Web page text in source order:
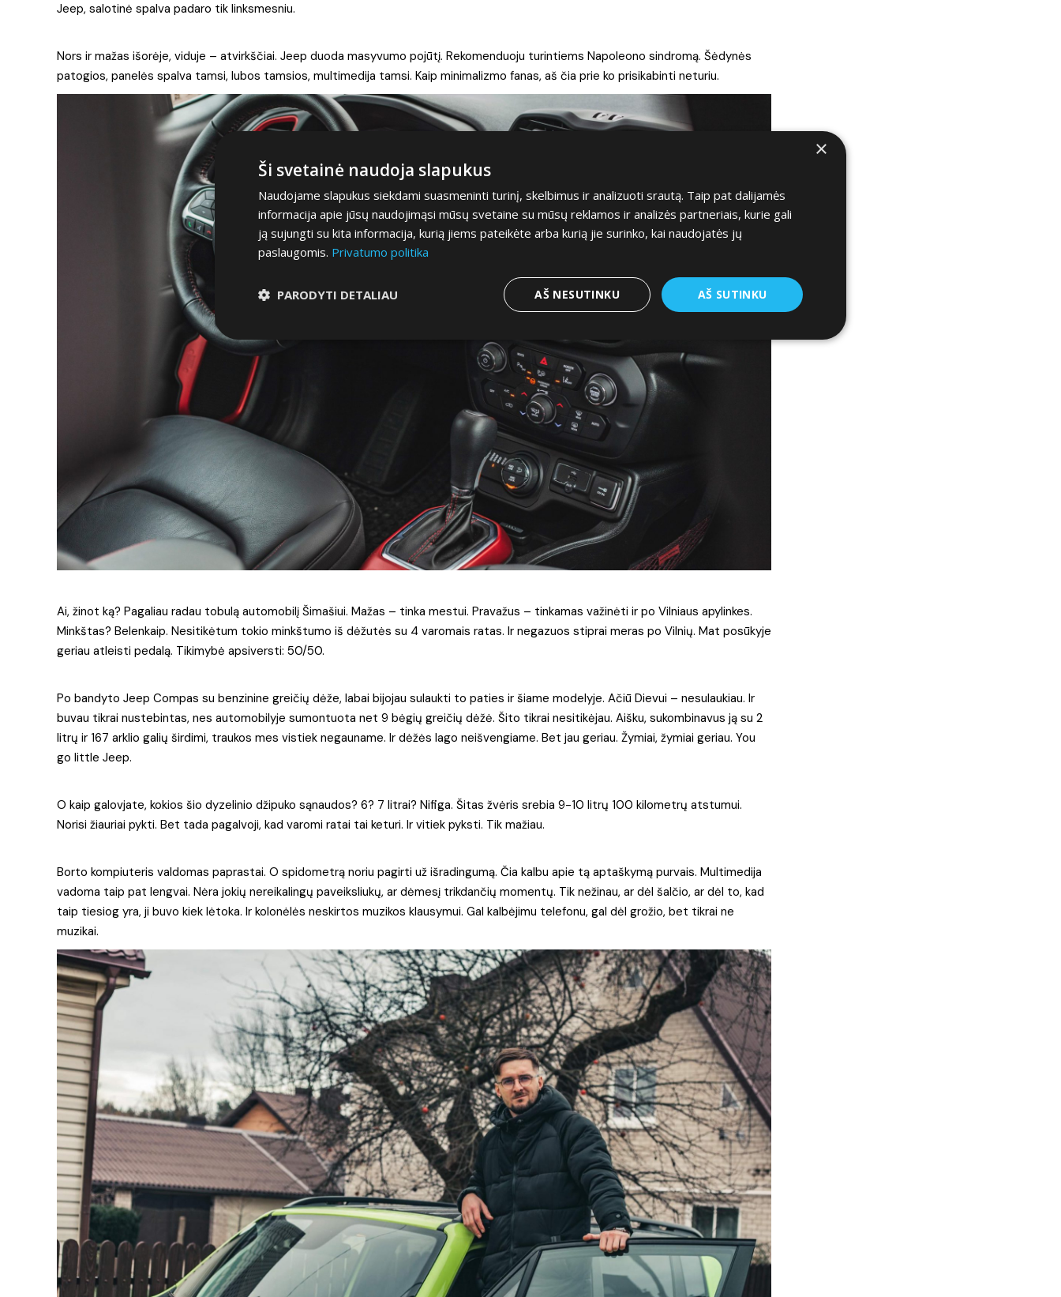
Jeep, salotinė spalva padaro tik linksmesniu.
Nors ir mažas išorėje, viduje – atvirkščiai. Jeep duoda masyvumo pojūtį. Rekomenduoju turintiems Napoleono sindromą. Šėdynės
patogios, panelės spalva tamsi, lubos tamsios, multimedija tamsi. Kaip minimalizmo fanas, aš čia prie ko prisikabinti neturiu.
Ai, žinot ką? Pagaliau radau tobulą automobilį Šimašiui. Mažas – tinka mestui. Pravažus – tinkamas važinėti ir po Vilniaus apylinkes.
Minkštas? Belenkaip. Nesitikėtum tokio minkštumo iš dėžutės su 4 varomais ratas. Ir negazuos stiprai meras po Vilnių. Mat posūkyje
geriau atleisti pedalą. Tikimybė apsiversti: 50/50.
Po bandyto Jeep Compas su benzinine greičių dėže, labai bijojau sulaukti to paties ir šiame modelyje. Ačiū Dievui – nesulaukiau. Ir
buvau tikrai nustebintas, nes automobilyje sumontuota net 9 bėgių greičių dėžė. Šito tikrai nesitikėjau. Aišku, sukombinavus ją su 2
litrų ir 167 arklio galių širdimi, traukos mes vistiek negauname. Ir dėžės lago neišvengiame. Bet jau geriau. Žymiai, žymiai geriau. You
go little Jeep.
O kaip galovjate, kokios šio dyzelinio džipuko sąnaudos? 6? 7 litrai? Nifiga. Šitas žvėris srebia 9-10 litrų 100 kilometrų atstumui.
Norisi žiauriai pykti. Bet tada pagalvoji, kad varomi ratai tai keturi. Ir vitiek pyksti. Tik mažiau.
Borto kompiuteris valdomas paprastai. O spidometrą noriu pagirti už išradingumą. Čia kalbu apie tą aptaškymą purvais. Multimedija
vadoma taip pat lengvai. Nėra jokių nereikalingų paveiksliukų, ar dėmesį trikdančių momentų. Tik nežinau, ar dėl šalčio, ar dėl to, kad
taip tiesiog yra, ji buvo kiek lėtoka. Ir kolonėlės neskirtos muzikos klausymui. Gal kalbėjimu telefonu, gal dėl grožio, bet tikrai ne
muzikai.
×
Ši svetainė naudoja slapukus
Naudojame slapukus siekdami suasmeninti turinį, skelbimus ir analizuoti srautą. Taip pat dalijamės
informacija apie jūsų naudojimąsi mūsų svetaine su mūsų reklamos ir analizės partneriais, kurie gali
ją sujungti su kita informacija, kurią jiems pateikėte arba kurią jie surinko, kai naudojatės jų
paslaugomis. Privatumo politika
AŠ SUTINKU
AŠ NESUTINKU
PARODYTI DETALIAU